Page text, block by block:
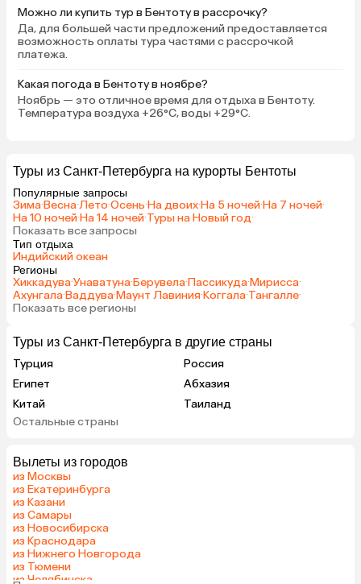
Можно ли купить тур в Бентоту в рассрочку?
Да, для большей части предложений предоставляется
возможность оплаты тура частями с рассрочкой
платежа.
Какая погода в Бентоту в ноябре?
Ноябрь — это отличное время для отдыха в Бентоту.
Температура воздуха +26°C, воды +29°C.
Туры из Санкт-Петербурга на курорты Бентоты
Популярные запросы
Зима·Весна·Лето·Осень·На двоих·На 5 ночей·На 7 ночей·
На 10 ночей·На 14 ночей·Туры на Новый год·
Показать все запросы
Тип отдыха
Индийский океан
Регионы
Хиккадува·Унаватуна·Берувела·Пассикуда·Мирисса·
Ахунгала·Ваддува·Маунт Лавиния·Коггала·Тангалле·
Показать все регионы
Туры из Санкт-Петербурга в другие страны
Турция
Россия
Египет
Абхазия
Китай
Таиланд
Вьетнам
Грузия
Армения
Казахстан
Узбекистан
Сербия
Кипр
Остальные страны
Вылеты из городов
из Москвы
из Екатеринбурга
из Казани
из Самары
из Новосибирска
из Краснодара
из Нижнего Новгорода
из Тюмени
из Челябинска